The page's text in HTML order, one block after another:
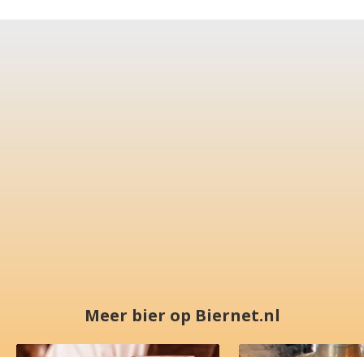
Meer bier op Biernet.nl